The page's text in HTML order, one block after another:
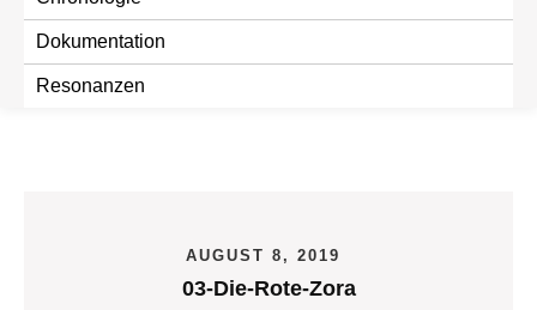
Dokumentation
Resonanzen
AUGUST 8, 2019
03-Die-Rote-Zora